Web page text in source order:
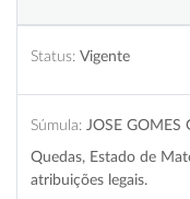
Status: Vigente
Súmula: JOSE GOMES
Quedas, Estado de
atribuições legais.